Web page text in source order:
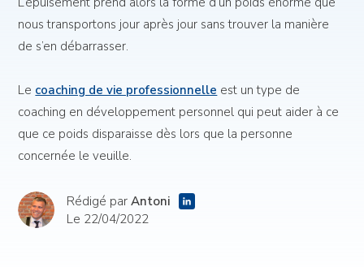
nous transportons jour après jour sans trouver la manière
de s’en débarrasser.
Le coaching de vie professionnelle est un type de
coaching en développement personnel qui peut aider à ce
que ce poids disparaisse dès lors que la personne
concernée le veuille.
Rédigé parAntoni
Le 22/04/2022